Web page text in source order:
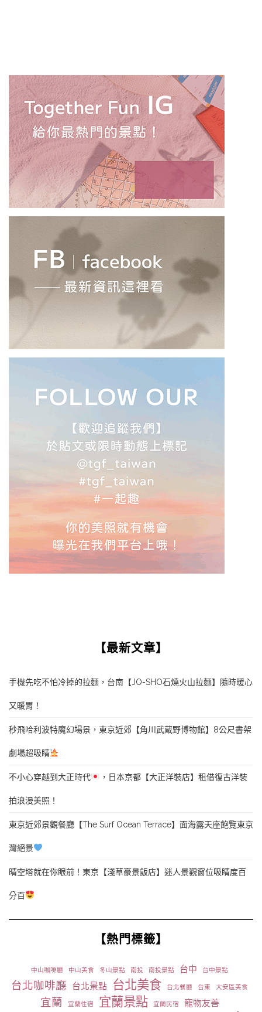
【最新文章】
手機先吃不怕冷掉的拉麵，台南【JO-SHO石燒火山拉麵】隨時暖心
又暖胃！
秒飛哈利波特魔幻場景，東京近郊【角川武蔵野博物館】8公尺書架
劇場超吸睛
不小心穿越到大正時代 ，日本京都【大正洋裝店】租借復古洋裝
拍浪漫美照！
東京近郊景觀餐廳【The Surf Ocean Terrace】面海露天座飽覽東京
灣絕景
晴空塔就在你眼前！東京【淺草豪景飯店】迷人景觀窗位吸睛度百
分百
【熱門標籤】
中山咖啡廳 中山美食 冬山景點 南投 南投景點 台中 台中景點
台北咖啡廳 台北景點 台北美食 台北餐廳 台東 大安區美食
宜蘭 宜蘭住宿 宜蘭景點 宜蘭民宿 寵物友善